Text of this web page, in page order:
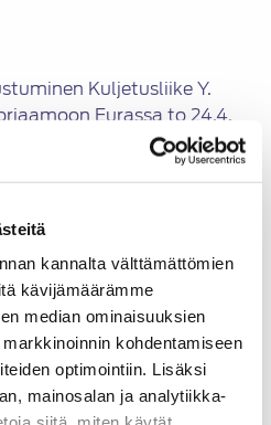
kannalta välttämättömien
kävijämäärämme
median ominaisuuksien
kohdentamiseen
optimointiin. Lisäksi
mainosalan ja analytiikka-
Kuljetusliike Y.
Eurassa to 24.4.
8, 27510 Eura.
tai WhatsApp:lla
tai sihteerille Antti